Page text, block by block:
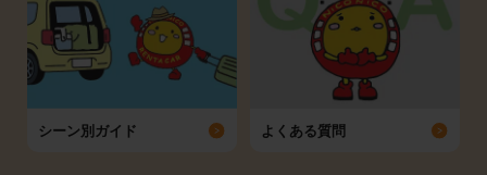
シーン別ガイド よくある質問